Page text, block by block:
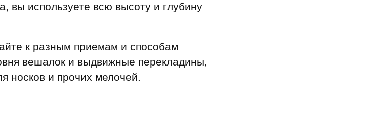
вы используете всю высоту и глубину
к разным приемам и способам
вешалок и выдвижные перекладины,
носков и прочих мелочей.